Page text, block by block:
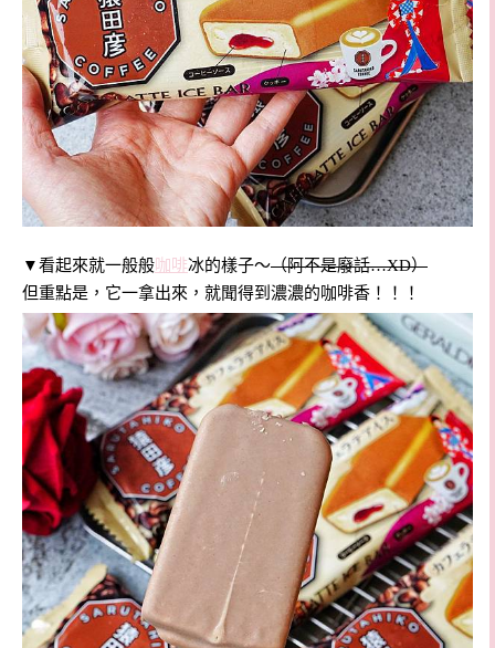
▼看起來就一般般咖啡冰的樣子～（阿不是廢話…XD）
但重點是，它一拿出來，就聞得到濃濃的咖啡香！！！